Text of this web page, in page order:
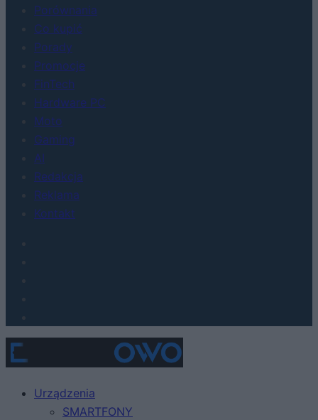
Porównania
Co kupić
Porady
Promocje
FinTech
Hardware PC
Moto
Gaming
AI
Redakcja
Reklama
Kontakt
Urządzenia
SMARTFONY